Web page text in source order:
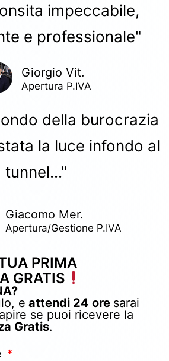
impeccabile,
e professionale"
Giorgio Vit.
Apertura P.IVA
della burocrazia
la luce infondo al
tunnel..."
Giacomo Mer.
Apertura/Gestione P.IVA
PRIMA
GRATIS
e attendi 24 ore sarai
se puoi ricevere la
Gratis.